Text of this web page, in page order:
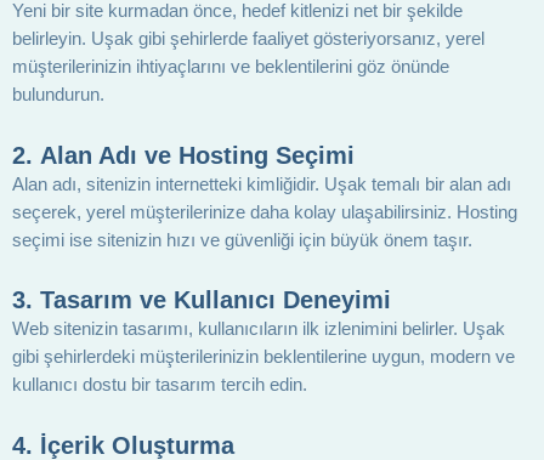
Yeni bir site kurmadan önce, hedef kitlenizi net bir şekilde
belirleyin. Uşak gibi şehirlerde faaliyet gösteriyorsanız, yerel
müşterilerinizin ihtiyaçlarını ve beklentilerini göz önünde
bulundurun.
2. Alan Adı ve Hosting Seçimi
Alan adı, sitenizin internetteki kimliğidir. Uşak temalı bir alan adı
seçerek, yerel müşterilerinize daha kolay ulaşabilirsiniz. Hosting
seçimi ise sitenizin hızı ve güvenliği için büyük önem taşır.
3. Tasarım ve Kullanıcı Deneyimi
Web sitenizin tasarımı, kullanıcıların ilk izlenimini belirler. Uşak
gibi şehirlerdeki müşterilerinizin beklentilerine uygun, modern ve
kullanıcı dostu bir tasarım tercih edin.
4. İçerik Oluşturma